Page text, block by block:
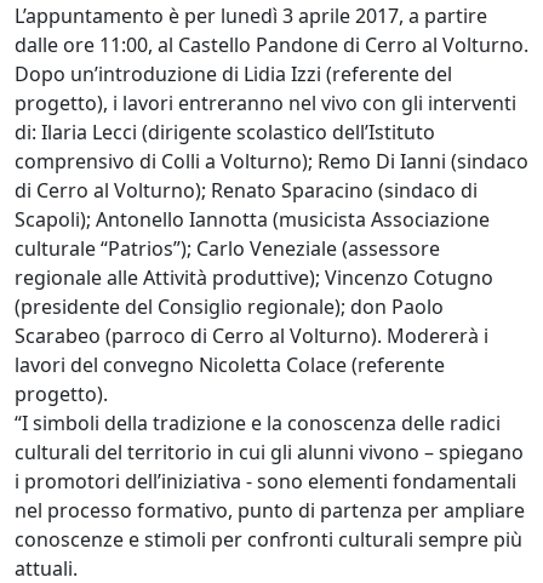
L’appuntamento è per lunedì 3 aprile 2017, a partire
dalle ore 11:00, al Castello Pandone di Cerro al Volturno.
Dopo un’introduzione di Lidia Izzi (referente del
progetto), i lavori entreranno nel vivo con gli interventi
di: Ilaria Lecci (dirigente scolastico dell’Istituto
comprensivo di Colli a Volturno); Remo Di Ianni (sindaco
di Cerro al Volturno); Renato Sparacino (sindaco di
Scapoli); Antonello Iannotta (musicista Associazione
culturale “Patrios”); Carlo Veneziale (assessore
regionale alle Attività produttive); Vincenzo Cotugno
(presidente del Consiglio regionale); don Paolo
Scarabeo (parroco di Cerro al Volturno). Modererà i
lavori del convegno Nicoletta Colace (referente
progetto).
“I simboli della tradizione e la conoscenza delle radici
culturali del territorio in cui gli alunni vivono – spiegano
i promotori dell’iniziativa - sono elementi fondamentali
nel processo formativo, punto di partenza per ampliare
conoscenze e stimoli per confronti culturali sempre più
attuali.